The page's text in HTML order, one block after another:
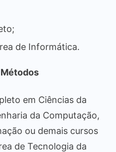
de Informática.
em Ciências da
da Computação,
ou demais cursos
de Tecnologia da